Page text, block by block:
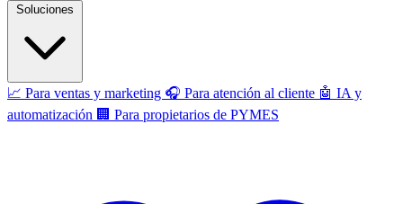
📈 Para ventas y marketing 🎧 Para atención al cliente 🤖 IA y
automatización 🏢 Para propietarios de PYMES